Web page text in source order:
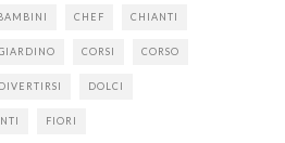
BAMBINI CHEF CHIANTI
CORSI CORSO
DIVERTIRSI DOLCI
FIORI